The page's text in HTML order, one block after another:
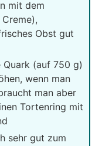
mit dem
Obst gut
Quark (auf 750 g)
wenn man
man aber
Tortenring mit
sehr gut zum